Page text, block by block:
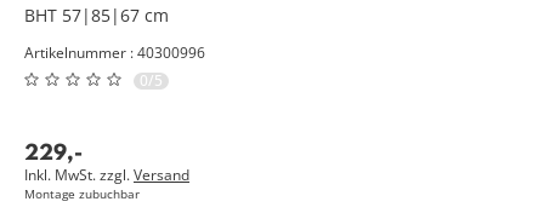
BHT 57|85|67 cm
Artikelnummer : 40300996
0/5
229,-
Inkl. MwSt. zzgl.Versand
Montage zubuchbar